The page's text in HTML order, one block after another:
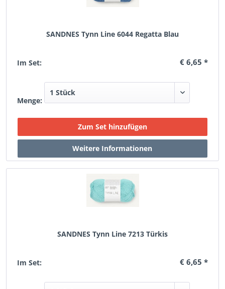
SANDNES Tynn Line 6044 Regatta Blau
Im Set: € 6,65 *
Menge:
SANDNES Tynn Line 7213 Türkis
Im Set: € 6,65 *